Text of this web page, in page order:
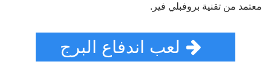
معتمد من تقنية بروفبلي فير.